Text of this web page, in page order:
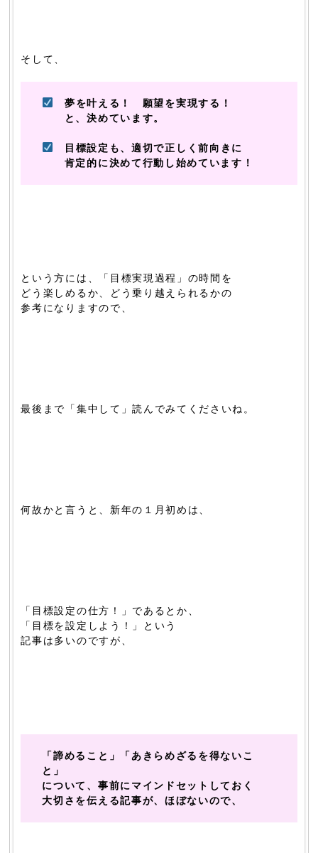
そして、
夢を叶える！ 願望を実現する！
と、決めています。
目標設定も、適切で正しく前向きに
肯定的に決めて行動し始めています！
という方には、「目標実現過程」の時間を
どう楽しめるか、どう乗り越えられるかの
参考になりますので、
最後まで「集中して」読んでみてくださいね。
何故かと言うと、新年の１月初めは、
「目標設定の仕方！」であるとか、
「目標を設定しよう！」という
記事は多いのですが、
「諦めること」「あきらめざるを得ないこ
と」
について、事前にマインドセットしておく
大切さを伝える記事が、ほぼないので、